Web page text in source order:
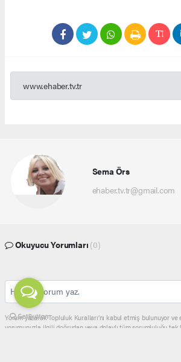
www.ehaber.tv.tr
Sema Örs
ehaber.tv.tr@gmail.com
Okuyucu Yorumları (0)
Yorum yazarak Topluluk Kuralları’nı kabul etmiş bulunuyor ve
yorumunuzla ilgili doğrudan veya dolaylı tüm sorumluluğu tek